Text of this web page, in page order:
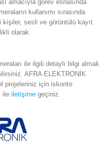
amacıyla görev esnasında
kullanımı sırasında
kişiler, sesli ve görüntülü kayıt
olarak
ile ilgili detaylı bilgi almak
AFRA ELEKTRONİK
projeleriniz için iskonto
ile iletişime geçiniz.